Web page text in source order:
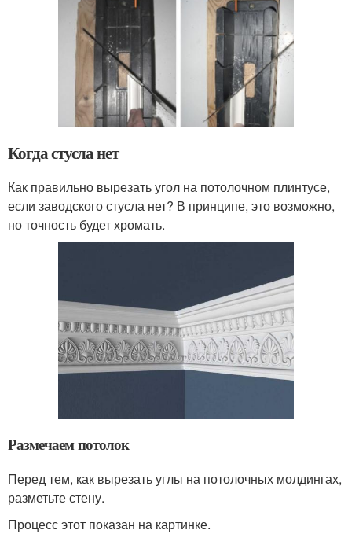
Когда стусла нет
Как правильно вырезать угол на потолочном плинтусе,
если заводского стусла нет? В принципе, это возможно,
но точность будет хромать.
Размечаем потолок
Перед тем, как вырезать углы на потолочных молдингах,
разметьте стену.
Процесс этот показан на картинке.